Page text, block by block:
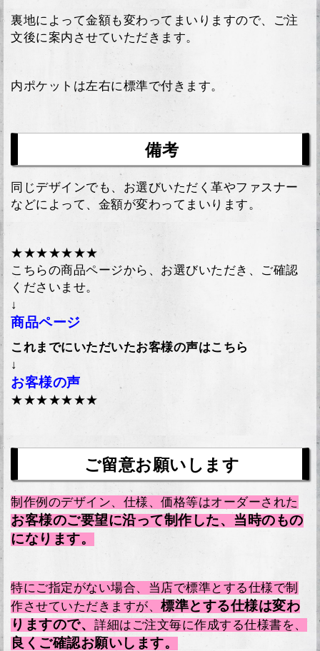
裏地によって金額も変わってまいりますので、ご注
文後に案内させていただきます。
内ポケットは左右に標準で付きます。
備考
同じデザインでも、お選びいただく革やファスナー
などによって、金額が変わってまいります。
★★★★★★★
こちらの商品ページから、お選びいただき、ご確認
くださいませ。
↓
商品ページ
これまでにいただいたお客様の声はこちら
↓
お客様の声
★★★★★★★
ご留意お願いします
制作例のデザイン、仕様、価格等はオーダーされた
お客様のご要望に沿って制作した、当時のもの
になります。
特にご指定がない場合、当店で標準とする仕様で制
作させていただきますが、 標準とする仕様は変わ
りますので、 詳細はご注文毎に作成する仕様書を、
良くご確認お願いします。